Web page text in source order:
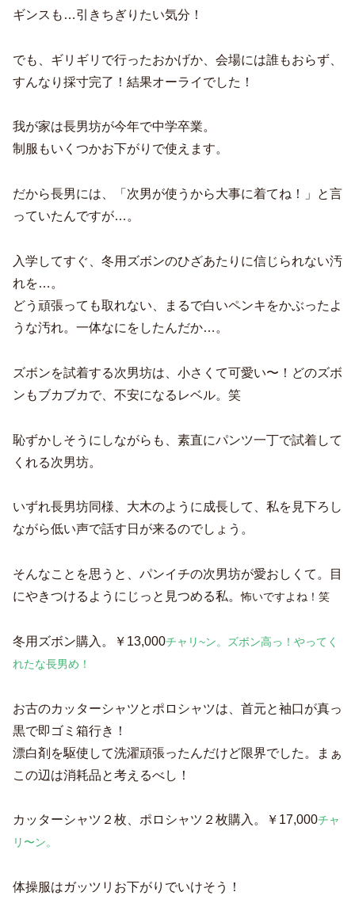
ギンスも…引きちぎりたい気分！
でも、ギリギリで行ったおかげか、会場には誰もおらず、
すんなり採寸完了！結果オーライでした！
我が家は長男坊が今年で中学卒業。
制服もいくつかお下がりで使えます。
だから長男には、「次男が使うから大事に着てね！」と言
っていたんですが…。
入学してすぐ、冬用ズボンのひざあたりに信じられない汚
れを…。
どう頑張っても取れない、まるで白いペンキをかぶったよ
うな汚れ。一体なにをしたんだか…。
ズボンを試着する次男坊は、小さくて可愛い〜！どのズボ
ンもブカブカで、不安になるレベル。笑
恥ずかしそうにしながらも、素直にパンツ一丁で試着して
くれる次男坊。
いずれ長男坊同様、大木のように成長して、私を見下ろし
ながら低い声で話す日が来るのでしょう。
そんなことを思うと、パンイチの次男坊が愛おしくて。目
にやきつけるようにじっと見つめる私。怖いですよね！笑
冬用ズボン購入。￥13,000チャリ~ン。ズボン高っ！やってく
れたな長男め！
お古のカッターシャツとポロシャツは、首元と袖口が真っ
黒で即ゴミ箱行き！
漂白剤を駆使して洗濯頑張ったんだけど限界でした。まぁ
この辺は消耗品と考えるべし！
カッターシャツ２枚、ポロシャツ２枚購入。￥17,000チャ
リ〜ン。
体操服はガッツリお下がりでいけそう！